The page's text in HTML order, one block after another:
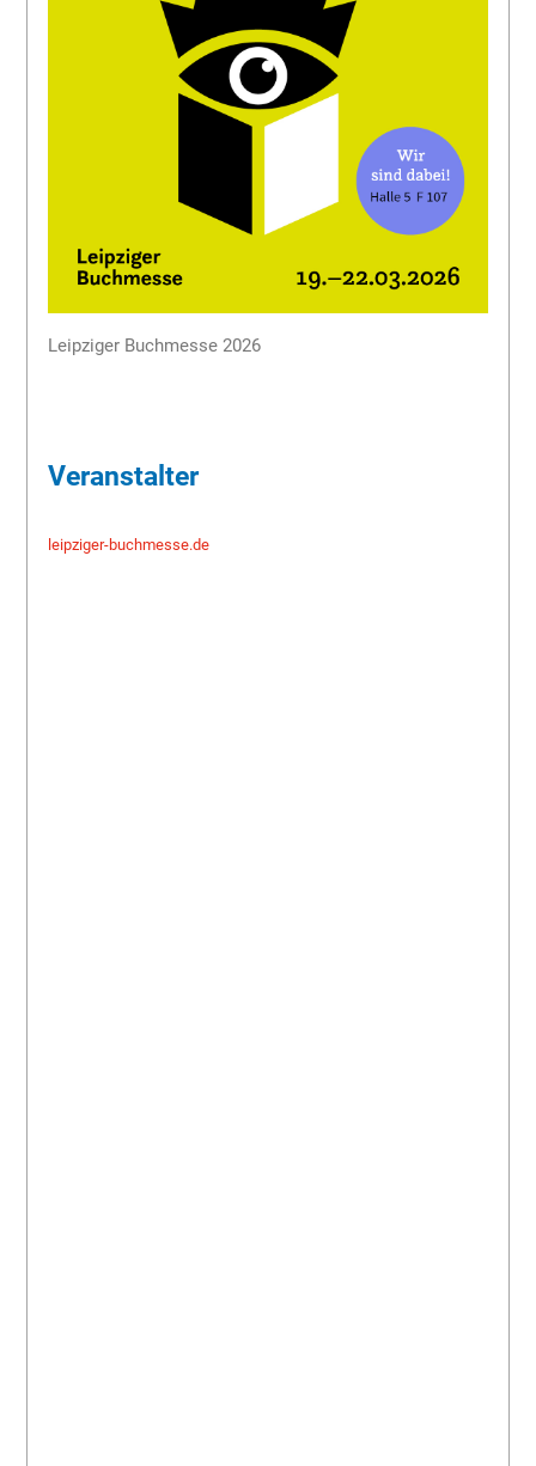
Leipziger Buchmesse 2026
Veranstalter
leipziger-buchmesse.de